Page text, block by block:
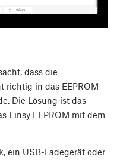
dass die
richtig in das EEPROM
Die Lösung ist das
Einsy EEPROM mit dem
ein USB-Ladegerät oder